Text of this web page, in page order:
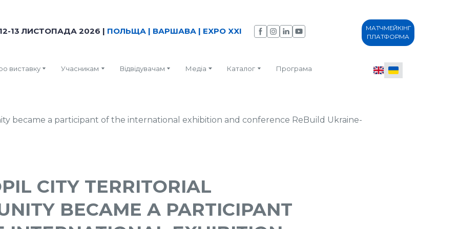
13 ЛИСТОПАДА 2026 | ПОЛЬЩА | ВАРШАВА | EXPO XXI
виставку Учасникам Відвідувачам Медіа Каталог Програма
МАТЧМЕЙКІНГ
ПЛАТФОРМА
CITY TERRITORIAL
BECAME A PARTICIPANT